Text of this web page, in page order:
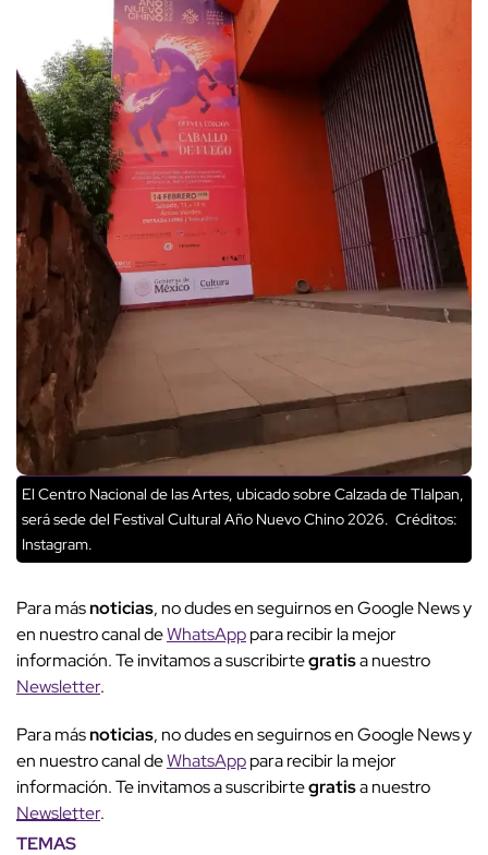
El Centro Nacional de las Artes, ubicado sobre Calzada de Tlalpan,
será sede del Festival Cultural Año Nuevo Chino 2026. Créditos:
Instagram.
Para másnoticias, no dudes en seguirnos en Google News y
en nuestro canal deWhatsApppara recibir la mejor
información. Te invitamos a suscribirtegratisa nuestro
Newsletter.
Para másnoticias, no dudes en seguirnos en Google News y
en nuestro canal deWhatsApppara recibir la mejor
información. Te invitamos a suscribirtegratisa nuestro
Newsletter.
TEMAS